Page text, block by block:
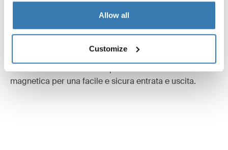
Allow all
Customize
Sicurezza impareggiabile
velocità fluido e sicuro su qualsiasi terreno e fibbia
magnetica per una facile e sicura entrata e uscita.